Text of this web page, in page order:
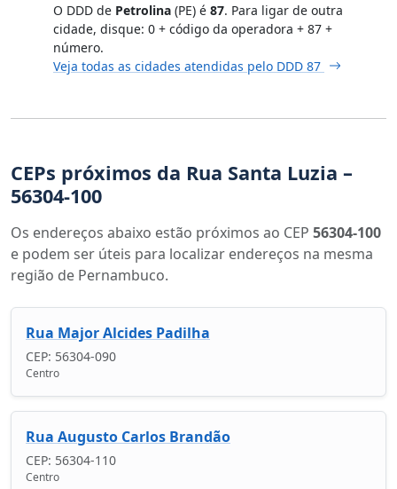
O DDD de Petrolina (PE) é 87. Para ligar de outra
cidade, disque: 0 + código da operadora + 87 +
número.
Veja todas as cidades atendidas pelo DDD 87
CEPs próximos da Rua Santa Luzia –
56304-100
Os endereços abaixo estão próximos ao CEP 56304-100
e podem ser úteis para localizar endereços na mesma
região de Pernambuco.
Rua Major Alcides Padilha
CEP: 56304-090
Centro
Rua Augusto Carlos Brandão
CEP: 56304-110
Centro